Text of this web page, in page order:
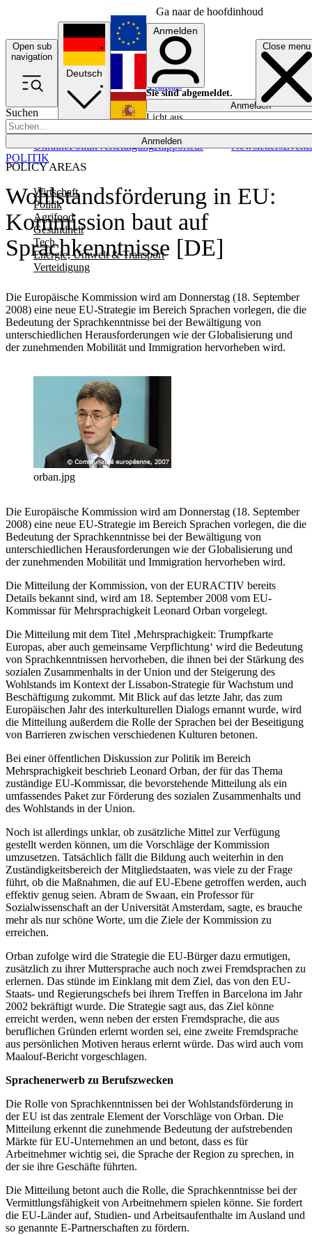
Ga naar de hoofdinhoud
Open sub
navigation
Close menu
Suchen
Anmelden
POLICY AREAS
Wirtschaft
Politik
Agrifood
Gesundheit
Tech
Energie, Umwelt & Transport
Verteidigung
UkrainePolitikVerteidigungRapporteur NewslettersEvents
Deutsch
English
Français
Anmelden
Sie sind abgemeldet.
Anmelden
Licht aus
Wohlstandsförderung in EU:
Kommission baut auf
Sprachkenntnisse [DE]
Die Europäische Kommission wird am Donnerstag (18. September
2008) eine neue EU-Strategie im Bereich Sprachen vorlegen, die die
Bedeutung der Sprachkenntnisse bei der Bewältigung von
unterschiedlichen Herausforderungen wie der Globalisierung und
der zunehmenden Mobilität und Immigration hervorheben wird.
POLITIK
orban.jpg
Die Europäische Kommission wird am Donnerstag (18. September
2008) eine neue EU-Strategie im Bereich Sprachen vorlegen, die die
Bedeutung der Sprachkenntnisse bei der Bewältigung von
unterschiedlichen Herausforderungen wie der Globalisierung und
der zunehmenden Mobilität und Immigration hervorheben wird.
Die Mitteilung der Kommission, von der EURACTIV bereits
Details bekannt sind, wird am 18. September 2008 vom EU-
Kommissar für Mehrsprachigkeit Leonard Orban vorgelegt.
Die Mitteilung mit dem Titel ‚Mehrsprachigkeit: Trumpfkarte
Europas, aber auch gemeinsame Verpflichtung‘ wird die Bedeutung
von Sprachkenntnissen hervorheben, die ihnen bei der Stärkung des
sozialen Zusammenhalts in der Union und der Steigerung des
Wohlstands im Kontext der Lissabon-Strategie für Wachstum und
Beschäftigung zukommt. Mit Blick auf das letzte Jahr, das zum
Europäischen Jahr des interkulturellen Dialogs ernannt wurde, wird
die Mitteilung außerdem die Rolle der Sprachen bei der Beseitigung
von Barrieren zwischen verschiedenen Kulturen betonen.
Bei einer öffentlichen Diskussion zur Politik im Bereich
Mehrsprachigkeit beschrieb Leonard Orban, der für das Thema
zuständige EU-Kommissar, die bevorstehende Mitteilung als ein
umfassendes Paket zur Förderung des sozialen Zusammenhalts und
des Wohlstands in der Union.
Noch ist allerdings unklar, ob zusätzliche Mittel zur Verfügung
gestellt werden können, um die Vorschläge der Kommission
umzusetzen. Tatsächlich fällt die Bildung auch weiterhin in den
Zuständigkeitsbereich der Mitgliedstaaten, was viele zu der Frage
führt, ob die Maßnahmen, die auf EU-Ebene getroffen werden, auch
effektiv genug seien. Abram de Swaan, ein Professor für
Sozialwissenschaft an der Universität Amsterdam, sagte, es brauche
mehr als nur schöne Worte, um die Ziele der Kommission zu
erreichen.
Orban zufolge wird die Strategie die EU-Bürger dazu ermutigen,
zusätzlich zu ihrer Muttersprache auch noch zwei Fremdsprachen zu
erlernen. Das stünde im Einklang mit dem Ziel, das von den EU-
Staats- und Regierungschefs bei ihrem Treffen in Barcelona im Jahr
2002 bekräftigt wurde. Die Strategie sagt aus, das Ziel könne
erreicht werden, wenn neben der ersten Fremdsprache, die aus
beruflichen Gründen erlernt worden sei, eine zweite Fremdsprache
aus persönlichen Motiven heraus erlernt würde. Das wird auch vom
Maalouf-Bericht vorgeschlagen.
Sprachenerwerb zu Berufszwecken
Die Rolle von Sprachkenntnissen bei der Wohlstandsförderung in
der EU ist das zentrale Element der Vorschläge von Orban. Die
Mitteilung erkennt die zunehmende Bedeutung der aufstrebenden
Märkte für EU-Unternehmen an und betont, dass es für
Arbeitnehmer wichtig sei, die Sprache der Region zu sprechen, in
der sie ihre Geschäfte führten.
Die Mitteilung betont auch die Rolle, die Sprachkenntnisse bei der
Vermittlungsfähigkeit von Arbeitnehmern spielen könne. Sie fordert
die EU-Länder auf, Studien- und Arbeitsaufenthalte im Ausland und
so genannte E-Partnerschaften zu fördern.